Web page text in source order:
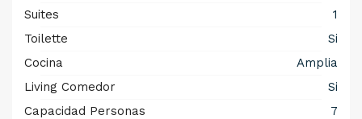
Suites
1
Toilette
Si
Cocina
Amplia
Living Comedor
Si
Capacidad Personas
7